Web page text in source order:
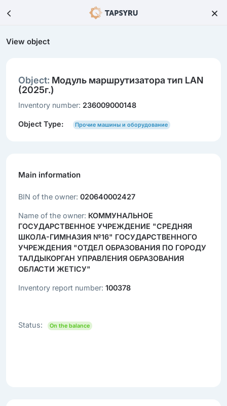
View object
Object: Модуль маршрутизатора тип LAN
(2025г.)
Inventory number: 236009000148
Object Type: Прочие машины и оборудование
Main information
BIN of the owner: 020640002427
Name of the owner: КОММУНАЛЬНОЕ
ГОСУДАРСТВЕННОЕ УЧРЕЖДЕНИЕ "СРЕДНЯЯ
ШКОЛА-ГИМНАЗИЯ №16" ГОСУДАРСТВЕННОГО
УЧРЕЖДЕНИЯ "ОТДЕЛ ОБРАЗОВАНИЯ ПО ГОРОДУ
ТАЛДЫКОРГАН УПРАВЛЕНИЯ ОБРАЗОВАНИЯ
ОБЛАСТИ ЖЕТІСУ"
Inventory report number: 100378
Status: On the balance